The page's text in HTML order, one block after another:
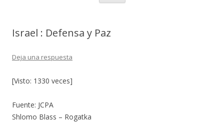
contenido
Israel : Defensa y Paz
Deja una respuesta
[Visto: 1330 veces]
Fuente: JCPA
Shlomo Blass – Rogatka